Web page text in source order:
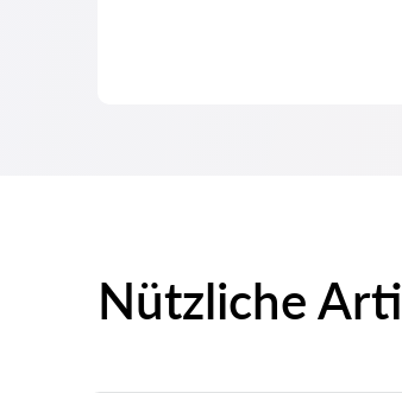
Nützliche